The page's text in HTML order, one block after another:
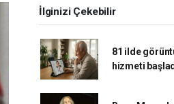
İlginizi Çekebilir
81 ilde
hizmeti